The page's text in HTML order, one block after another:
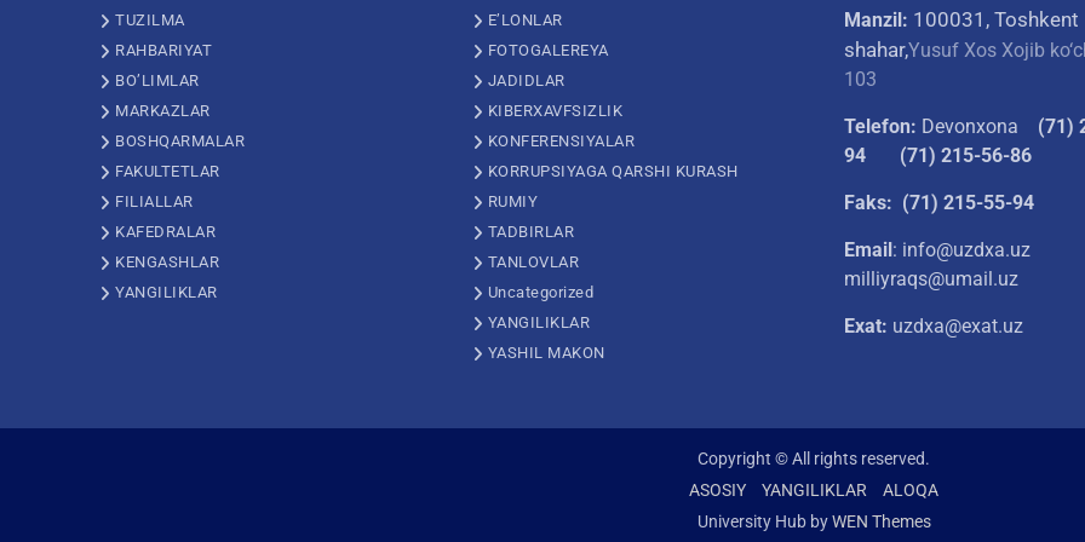
TUZILMA
RAHBARIYAT
BO’LIMLAR
MARKAZLAR
BOSHQARMALAR
FAKULTETLAR
FILIALLAR
KAFEDRALAR
KENGASHLAR
YANGILIKLAR
E’LONLAR
FOTOGALEREYA
JADIDLAR
KIBERXAVFSIZLIK
KONFERENSIYALAR
KORRUPSIYAGA QARSHI KURASH
RUMIY
TADBIRLAR
TANLOVLAR
Uncategorized
YANGILIKLAR
YASHIL MAKON
Manzil: 100031, Toshkent
shahar,Yusuf Xos Xojib
103
Telefon: Devonxona (71)
94
(71) 215-56-86
Faks: (71) 215-55-94
Email: info@uzdxa.uz
milliyraqs@umail.uz
Exat: uzdxa@exat.uz
Copyright © All rights reserved.
ASOSIY
YANGILIKLAR
ALOQA
University Hub byWEN Themes